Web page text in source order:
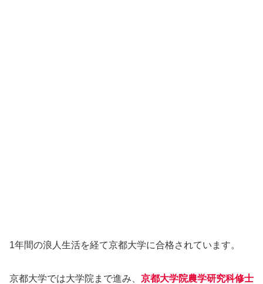
1年間の浪人生活を経て京都大学に合格されています。
京都大学では大学院まで進み、 京都大学院農学研究科修士